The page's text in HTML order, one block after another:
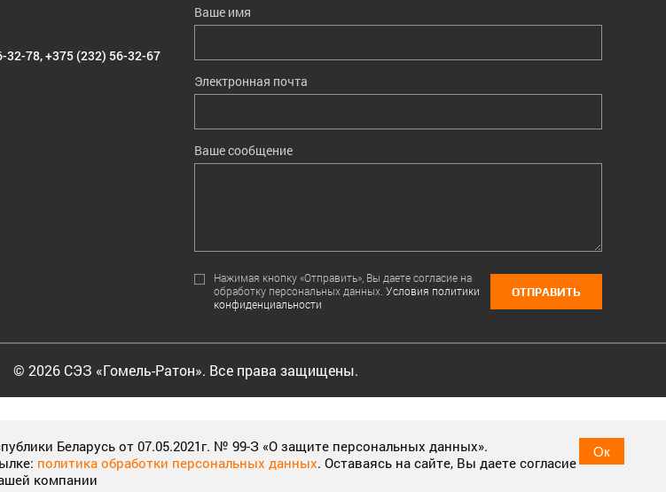
Беларусь от 07.05.2021г. № 99-З «О защите персональных данных».
политика обработки персональных данных. Оставаясь на сайте, Вы даете согласие
компании
Ок
32-78,+375 (232) 56-32-67
Ваше имя
Электронная почта
Ваше сообщение
Нажимая кнопку «Отправить», Вы даете согласие на
обработку персональных данных. Условия политики
конфиденциальности
ОТПРАВИТЬ
© 2026 СЭЗ «Гомель-Ратон». Все права защищены.
tell us which parts of our websites people have visited, help us measure the effectiveness of ads and
and products.More information